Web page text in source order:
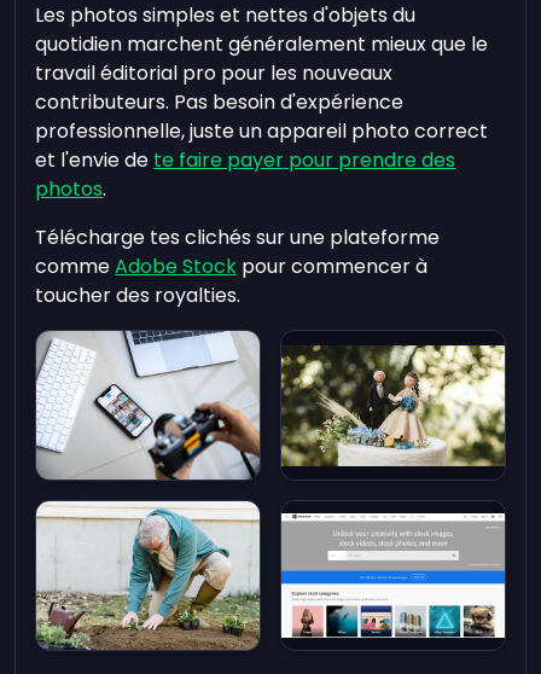
Les photos simples et nettes d'objets du
quotidien marchent généralement mieux que le
travail éditorial pro pour les nouveaux
contributeurs. Pas besoin d'expérience
professionnelle, juste un appareil photo correct
et l'envie de te faire payer pour prendre des
photos.
Télécharge tes clichés sur une plateforme
commeAdobe Stock pour commencer à
toucher des royalties.